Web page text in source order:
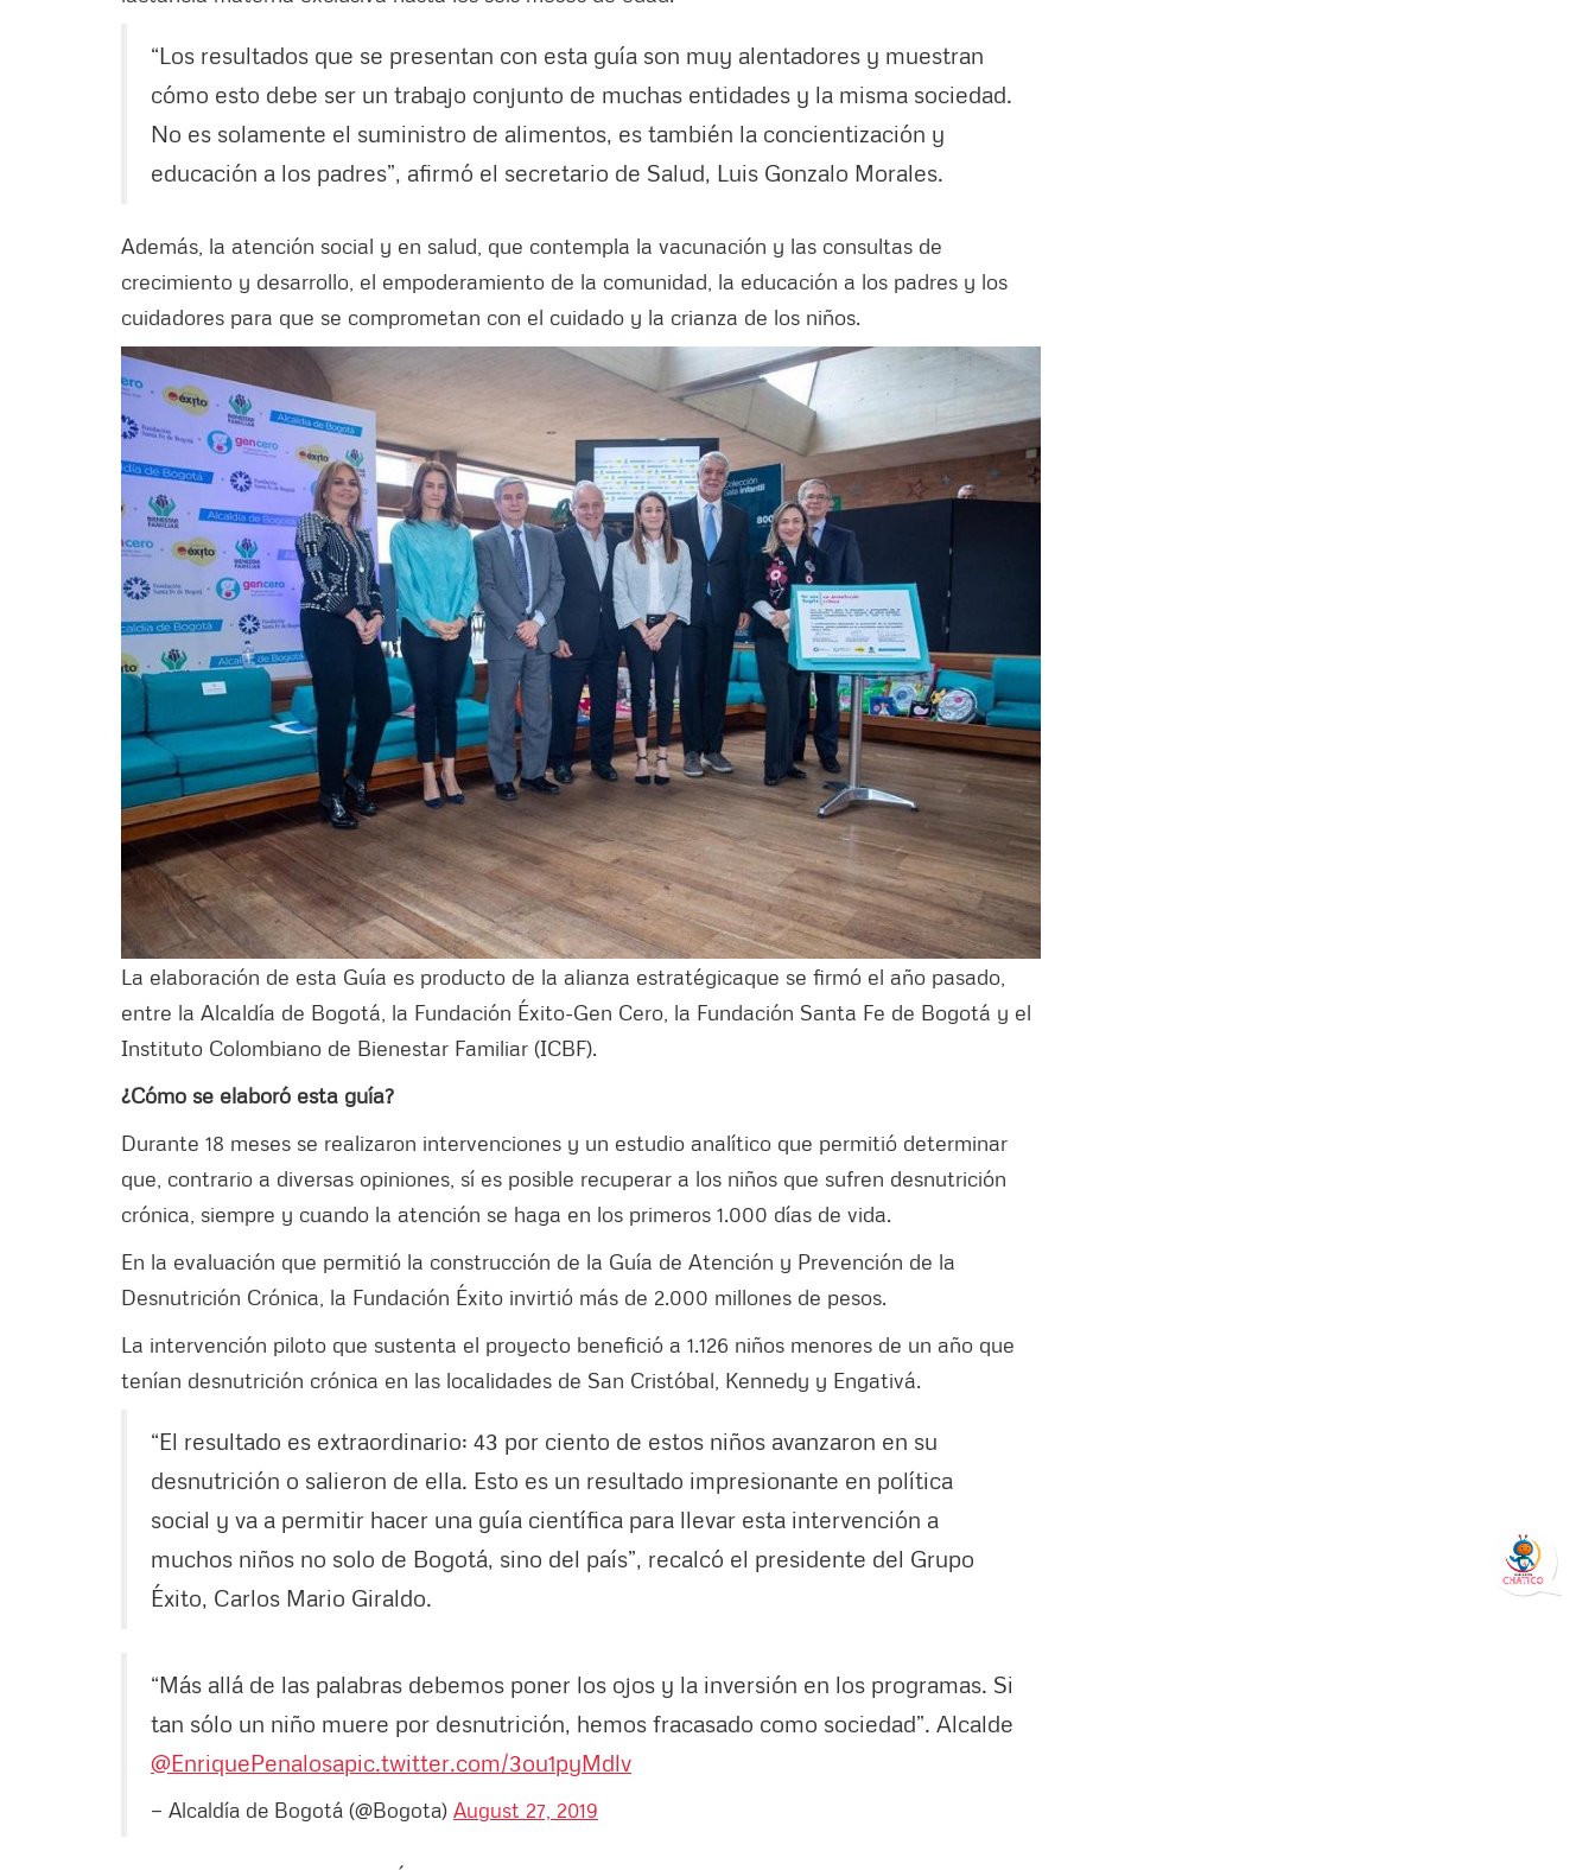
“Los resultados que se presentan con esta guía son muy alentadores y muestran
cómo esto debe ser un trabajo conjunto de muchas entidades y la misma sociedad.
No es solamente el suministro de alimentos, es también la concientización y
educación a los padres”, afirmó el secretario de Salud, Luis Gonzalo Morales.
Además, la atención social y en salud, que contempla la vacunación y las consultas de
crecimiento y desarrollo, el empoderamiento de la comunidad, la educación a los padres y los
cuidadores para que se comprometan con el cuidado y la crianza de los niños.
La elaboración de esta Guía es producto de la alianza estratégicaque se firmó el año pasado,
entre la Alcaldía de Bogotá, la Fundación Éxito-Gen Cero, la Fundación Santa Fe de Bogotá y el
Instituto Colombiano de Bienestar Familiar (ICBF).
¿Cómo se elaboró esta guía?
Durante 18 meses se realizaron intervenciones y un estudio analítico que permitió determinar
que, contrario a diversas opiniones, sí es posible recuperar a los niños que sufren desnutrición
crónica, siempre y cuando la atención se haga en los primeros 1.000 días de vida.
En la evaluación que permitió la construcción de la Guía de Atención y Prevención de la
Desnutrición Crónica, la Fundación Éxito invirtió más de 2.000 millones de pesos.
La intervención piloto que sustenta el proyecto benefició a 1.126 niños menores de un año que
tenían desnutrición crónica en las localidades de San Cristóbal, Kennedy y Engativá.
“El resultado es extraordinario: 43 por ciento de estos niños avanzaron en su
desnutrición o salieron de ella. Esto es un resultado impresionante en política
social y va a permitir hacer una guía científica para llevar esta intervención a
muchos niños no solo de Bogotá, sino del país”, recalcó el presidente del Grupo
Éxito, Carlos Mario Giraldo.
“Más allá de las palabras debemos poner los ojos y la inversión en los programas. Si
tan sólo un niño muere por desnutrición, hemos fracasado como sociedad”. Alcalde
@EnriquePenalosapic.twitter.com/3ou1pyMdlv
— Alcaldía de Bogotá (@Bogota) August 27, 2019